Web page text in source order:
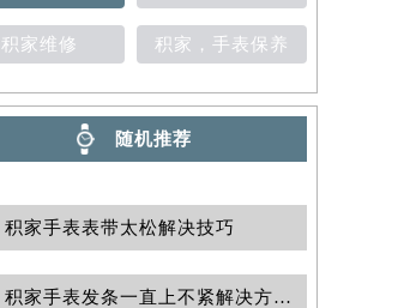
积家维修 积家，手表保养
随机推荐
积家手表表带太松解决技巧
积家手表发条一直上不紧解决方法汇总